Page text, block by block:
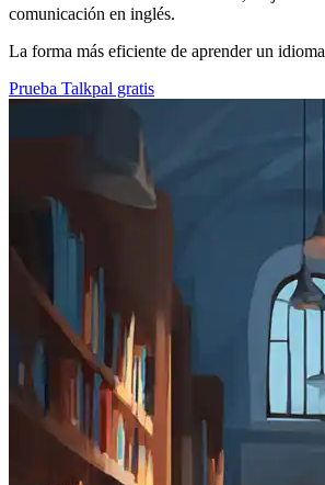
comunicación en inglés.
La forma más eficiente de aprender un idioma
Prueba Talkpal gratis